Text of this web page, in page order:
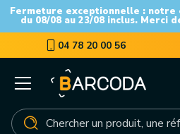
Fermeture exceptionnelle :
du 08/08 au 23/08 inclus. Merci
04 78 20 00 56